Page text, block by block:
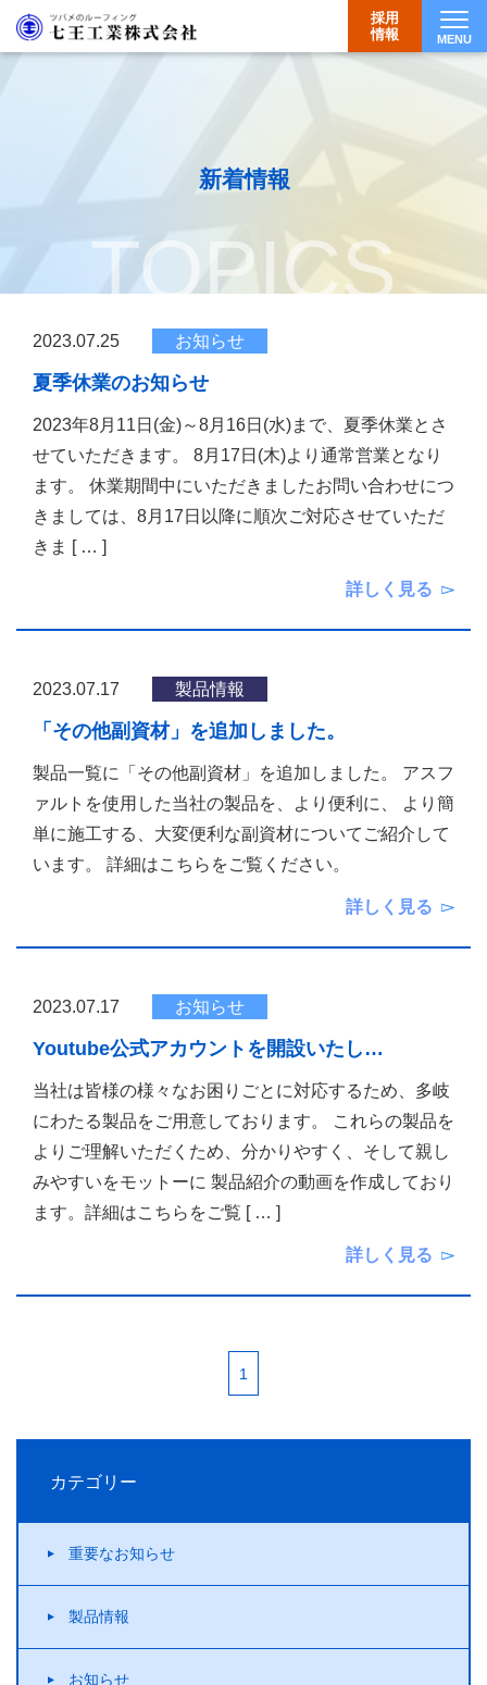
MENU
採用
情報
新着情報
TOPICS
2023.07.25 お知らせ
夏季休業のお知らせ
2023年8月11日(金)～8月16日(水)まで、夏季休業とさ
せていただきます。 8月17日(木)より通常営業となり
ます。 休業期間中にいただきましたお問い合わせにつ
きましては、8月17日以降に順次ご対応させていただ
きま [ … ]
詳しく見る
2023.07.17 製品情報
「その他副資材」を追加しました。
製品一覧に「その他副資材」を追加しました。 アスフ
ァルトを使用した当社の製品を、より便利に、 より簡
単に施工する、大変便利な副資材についてご紹介して
います。 詳細はこちらをご覧ください。
詳しく見る
2023.07.17 お知らせ
Youtube公式アカウントを開設いたし…
当社は皆様の様々なお困りごとに対応するため、多岐
にわたる製品をご用意しております。 これらの製品を
よりご理解いただくため、分かりやすく、そして親し
みやすいをモットーに 製品紹介の動画を作成しており
ます。詳細はこちらをご覧 [ … ]
詳しく見る
1
カテゴリー
重要なお知らせ
製品情報
お知らせ